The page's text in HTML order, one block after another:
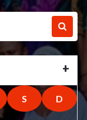
S D